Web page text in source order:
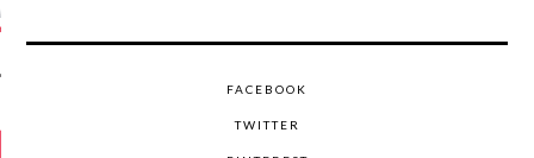
– HEL...
FACEBOOK
TWITTER